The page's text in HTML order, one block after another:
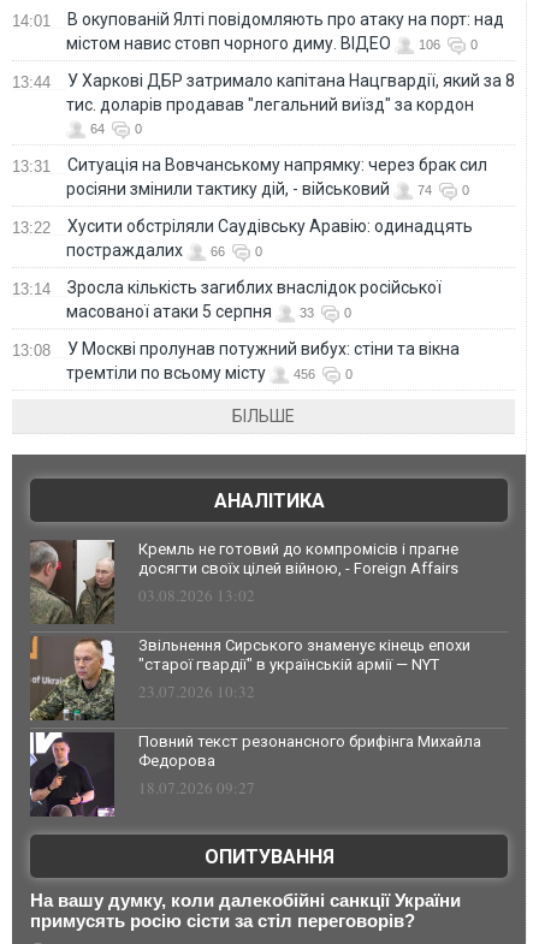
14:01
В окупованій Ялті повідомляють про атаку на порт: над
містом навис стовп чорного диму. ВІДЕО
106 0
13:44
У Харкові ДБР затримало капітана Нацгвардії, який за 8
тис. доларів продавав "легальний виїзд" за кордон
64 0
13:31
Ситуація на Вовчанському напрямку: через брак сил
росіяни змінили тактику дій, - військовий
74 0
13:22
Хусити обстріляли Саудівську Аравію: одинадцять
постраждалих
66 0
13:14
Зросла кількість загиблих внаслідок російської
масованої атаки 5 серпня
33 0
13:08
У Москві пролунав потужний вибух: стіни та вікна
тремтіли по всьому місту
456 0
БІЛЬШЕ
АНАЛІТИКА
Кремль не готовий до компромісів і прагне
досягти своїх цілей війною, - Foreign Affairs
03.08.2026 13:02
Звільнення Сирського знаменує кінець епохи
"старої гвардії" в українській армії — NYT
23.07.2026 10:32
Повний текст резонансного брифінга Михайла
Федорова
18.07.2026 09:27
ОПИТУВАННЯ
На вашу думку, коли далекобійні санкції України
примусять росію сісти за стіл переговорів?